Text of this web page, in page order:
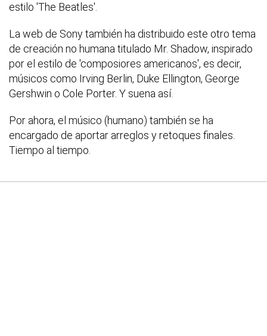
estilo 'The Beatles'.
La web de Sony también ha distribuido este otro tema
de creación no humana titulado Mr. Shadow, inspirado
por el estilo de 'composiores americanos', es decir,
músicos como Irving Berlin, Duke Ellington, George
Gershwin o Cole Porter. Y suena así.
Por ahora, el músico (humano) también se ha
encargado de aportar arreglos y retoques finales.
Tiempo al tiempo.